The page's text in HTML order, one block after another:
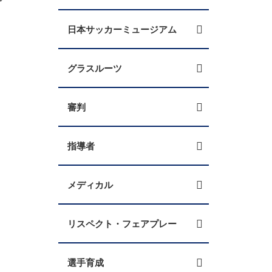
日本サッカーミュージアム
グラスルーツ
審判
指導者
メディカル
リスペクト・フェアプレー
選手育成